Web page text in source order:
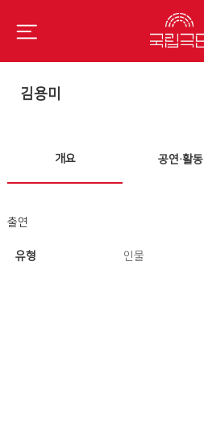
김용미
개요 공연·활동
출연
유형 인물